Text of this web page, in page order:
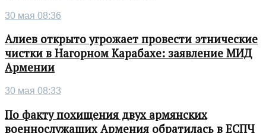
30 мая 08:36
Алиев открыто угрожает провести этнические
чистки в Нагорном Карабахе: заявление МИД
Армении
30 мая 08:33
По факту похищения двух армянских
военнослужащих Армения обратилась в ЕСПЧ